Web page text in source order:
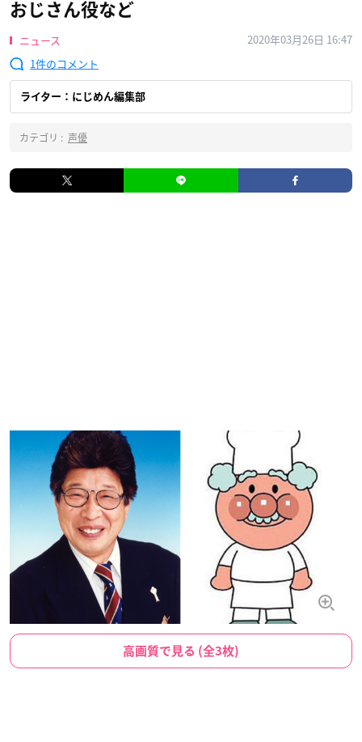
おじさん役など
ニュース
2020年03月26日 16:47
1
ライター：にじめん編集部
カテゴリ : 声優
高画質で見る (全3枚)